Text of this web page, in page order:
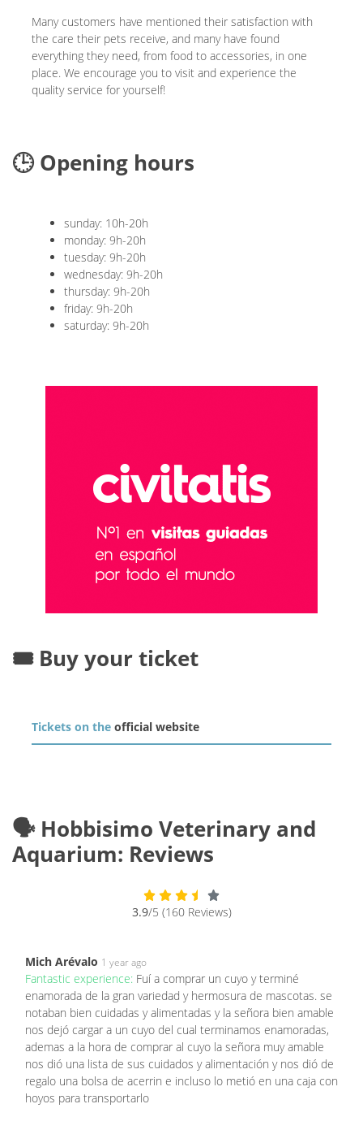
Many customers have mentioned their satisfaction with
the care their pets receive, and many have found
everything they need, from food to accessories, in one
place. We encourage you to visit and experience the
quality service for yourself!
🕒 Opening hours
sunday: 10h-20h
monday: 9h-20h
tuesday: 9h-20h
wednesday: 9h-20h
thursday: 9h-20h
friday: 9h-20h
saturday: 9h-20h
🎟️ Buy your ticket
Tickets on the official website
🗣️ Hobbisimo Veterinary and
Aquarium: Reviews
3.9/5 (160 Reviews)
Mich Arévalo 1 year ago
Fantastic experience: Fuí a comprar un cuyo y terminé
enamorada de la gran variedad y hermosura de mascotas. se
notaban bien cuidadas y alimentadas y la señora bien amable
nos dejó cargar a un cuyo del cual terminamos enamoradas,
ademas a la hora de comprar al cuyo la señora muy amable
nos dió una lista de sus cuidados y alimentación y nos dió de
regalo una bolsa de acerrin e incluso lo metió en una caja con
hoyos para transportarlo